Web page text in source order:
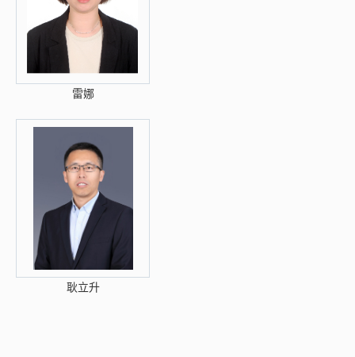
雷娜
耿立升